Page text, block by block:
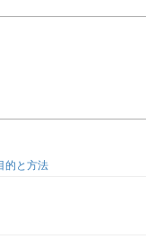
的と方法